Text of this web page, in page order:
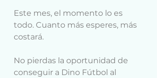
Este mes, el momento lo es
todo. Cuanto más esperes, más
costará.
No pierdas la oportunidad de
conseguir a Dino Fútbol al